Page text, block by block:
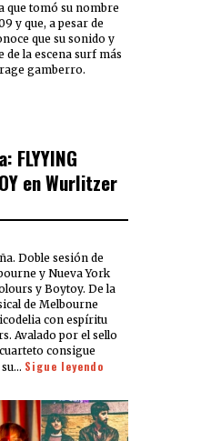
que tomó su nombre
y que, a pesar de
que su sonido y
de la escena surf más
gamberro.
FLYYING
en Wurlitzer
Doble sesión de
y Nueva York
y Boytoy. De la
de Melbourne
con espíritu
Avalado por el sello
consigue
Sigue leyendo